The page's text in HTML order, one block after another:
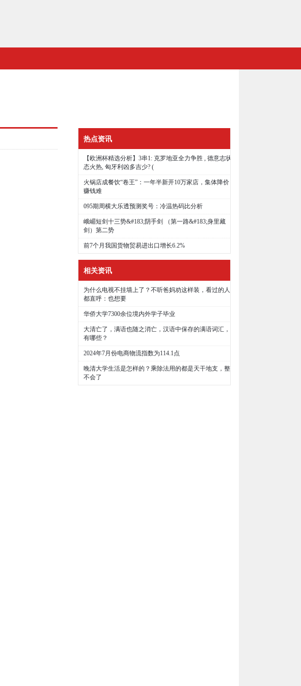
热点资讯
【欧洲杯精选分析】3串1: 克罗地亚全力争胜 , 德意志状
态火热, 匈牙利凶多吉少? (
火锅店成餐饮“卷王”：一年半新开10万家店，集体降价
赚钱难
095期周横大乐透预测奖号：冷温热码比分析
峨嵋短剑十三势&#183;阴手剑 （第一路&#183;身里藏
剑）第二势
前7个月我国货物贸易进出口增长6.2%
相关资讯
为什么电视不挂墙上了？不听爸妈劝这样装，看过的人
都直呼：也想要
华侨大学7300余位境内外学子毕业
大清亡了，满语也随之消亡，汉语中保存的满语词汇，
有哪些？
2024年7月份电商物流指数为114.1点
晚清大学生活是怎样的？乘除法用的都是天干地支，整
不会了